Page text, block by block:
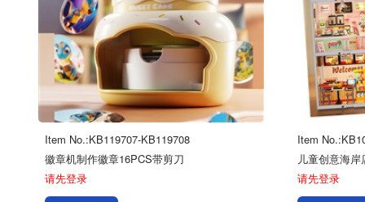
Item No.:KB119707-KB119708
徽章机制作徽章16PCS带剪刀
请先登录
Item
儿童创意海
请先登录